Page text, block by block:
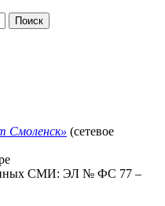
Смоленск» (сетевое
СМИ: ЭЛ № ФС 77 –